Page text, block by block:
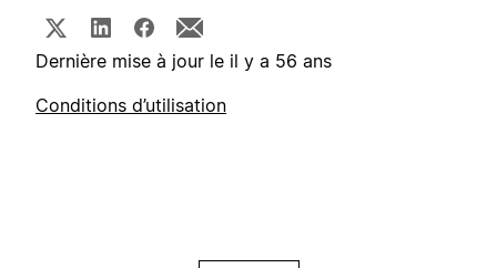
Dernière mise à jour le il y a 56 ans
Conditions d’utilisation